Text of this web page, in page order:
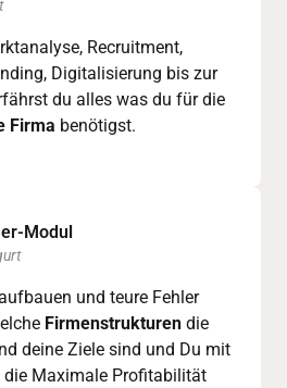
Recruitment,
Digitalisierung bis zur
du alles was du für die
Firma benötigst.
Modul
und teure Fehler
Firmenstrukturen die
deine Ziele sind und Du mit
Maximale Profitabilität